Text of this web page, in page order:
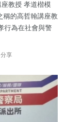
座教授 孝道楷模
稱的高哲翰講座教
行為在社會與警
享